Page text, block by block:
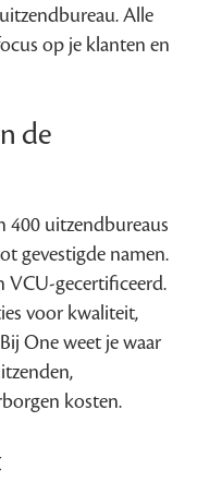
Alle
op je klanten en
de
400 uitzendbureaus
gevestigde namen.
VCU-gecertificeerd.
voor kwaliteit,
One weet je waar
kosten.